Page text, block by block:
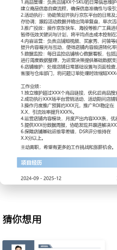
XXX有限公司是一家专注XX领域
天猫等线上渠道销售自有品牌产
在细分品类市场占有率位居前列。
京东运营汇报对象：部门总监
工作概述：
1.商品管理：负责店铺XX个SKU
定期编辑商品标题、主图和详情
使得核心商品搜索曝光量提升XXX%
2.活动执行：协助策划并执行京
活动报名、素材准备、价格设置
售额达成率平均在XXX%以上。
3.推广投放：操作京东快车、海
元以内，引流成本占比下降XXX个
XXX%。
波动并及时向主管反馈；使用
猜你想用